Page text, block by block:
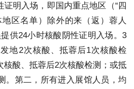
证明入场，即国内重点地区（“四
地区名单）除外的来（返）蓉人
供24小时核酸阴性证明入场。3
地2次核酸、抵蓉后1次核酸检
核酸、抵蓉后2次核酸检测；或抵
。第二，所有进入展馆人员，均